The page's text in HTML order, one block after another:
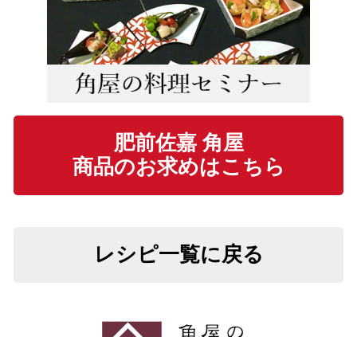
肥前佐嘉 角屋
商品のお求めはこちら
レシピ一覧に戻る